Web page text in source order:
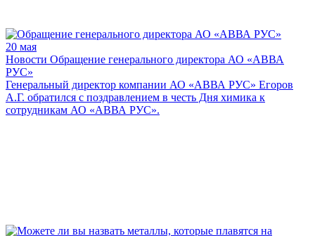
20 мая
Новости Обращение генерального директора АО «АВВА
РУС»
Генеральный директор компании АО «АВВА РУС» Егоров
А.Г. обратился с поздравлением в честь Дня химика к
сотрудникам АО «АВВА РУС».